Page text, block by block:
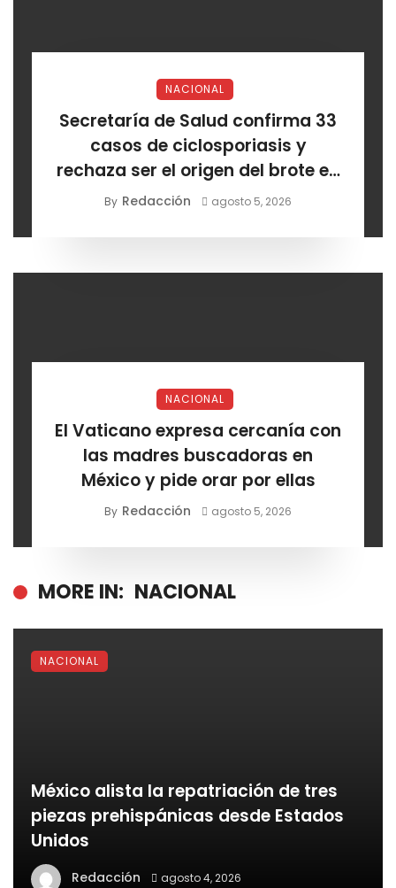
NACIONAL
Secretaría de Salud confirma 33
casos de ciclosporiasis y
rechaza ser el origen del brote en
EE. UU.
By Redacción agosto 5, 2026
NACIONAL
El Vaticano expresa cercanía con
las madres buscadoras en
México y pide orar por ellas
By Redacción agosto 5, 2026
MORE IN: NACIONAL
México alista la repatriación de tres
piezas prehispánicas desde Estados
Unidos
Redacción agosto 4, 2026
NACIONAL